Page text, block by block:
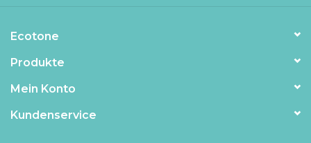
Ecotone
Produkte
Mein Konto
Kundenservice